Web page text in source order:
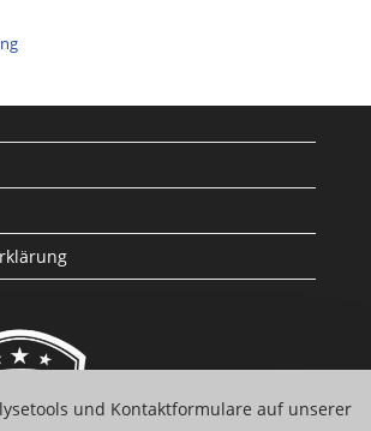
und Kontaktformulare auf unserer